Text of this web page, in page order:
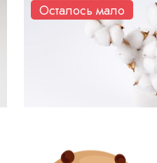
Осталось мало